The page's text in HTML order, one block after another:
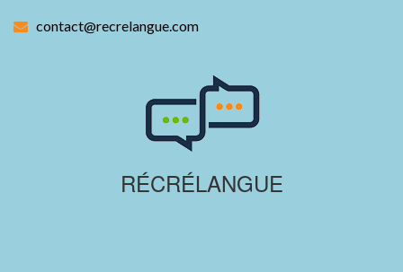
contact@recrelangue.com
RÉCRÉLANGUE